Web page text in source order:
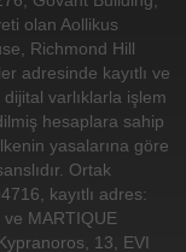
olan Aollikus
Richmond Hill
adresinde kayıtlı ve
varlıklarla işlem
hesaplara sahip
yasalarına göre
Ortak
kayıtlı adres:
MARTIQUE
13, EVI